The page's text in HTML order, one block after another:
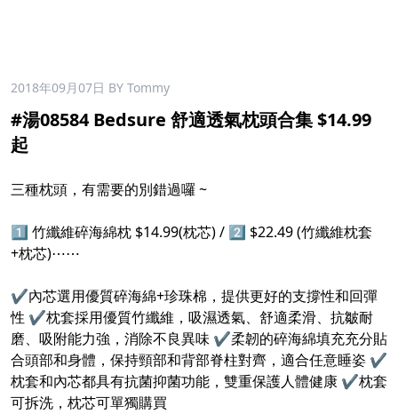
2018年09月07日 BY Tommy
#湯08584 Bedsure 舒適透氣枕頭合集 $14.99
起
三種枕頭，有需要的別錯過囉 ~
1️⃣ ️竹纖維碎海綿枕 $14.99(枕芯) / 2️⃣ ️$22.49 (竹纖維枕套
+枕芯)⋯⋯
✔內芯選用優質碎海綿+珍珠棉，提供更好的支撐性和回彈
性 ✔枕套採用優質竹纖維，吸濕透氣、舒適柔滑、抗皺耐
磨、吸附能力強，消除不良異味 ✔柔韌的碎海綿填充充分貼
合頭部和身體，保持頸部和背部脊柱對齊，適合任意睡姿 ✔
枕套和內芯都具有抗菌抑菌功能，雙重保護人體健康 ✔枕套
可拆洗，枕芯可單獨購買